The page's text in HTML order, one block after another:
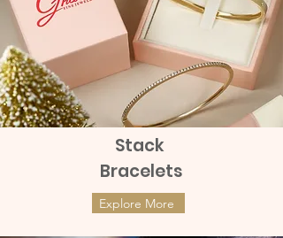
Stack
Bracelets
Explore More